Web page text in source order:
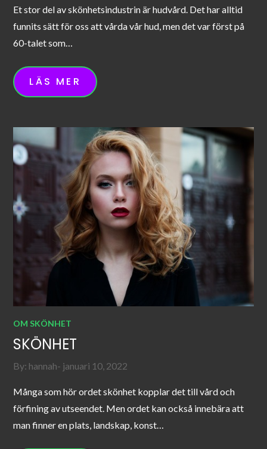
Et stor del av skönhetsindustrin är hudvård. Det har alltid
funnits sätt för oss att vårda vår hud, men det var först på
60-talet som…
LÄS MER
OM SKÖNHET
SKÖNHET
By: hannah Posted
januari 10, 2022
Många som hör ordet skönhet kopplar det till vård och
förfining av utseendet. Men ordet kan också innebära att
man finner en plats, landskap, konst…